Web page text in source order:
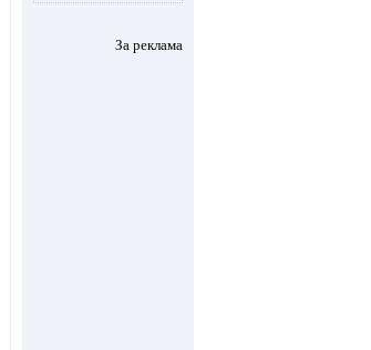
За реклама